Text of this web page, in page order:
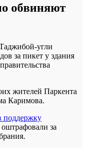
обвиняют
угли
за пикет у здания
жителей Паркента
Каримова.
поддержку
за